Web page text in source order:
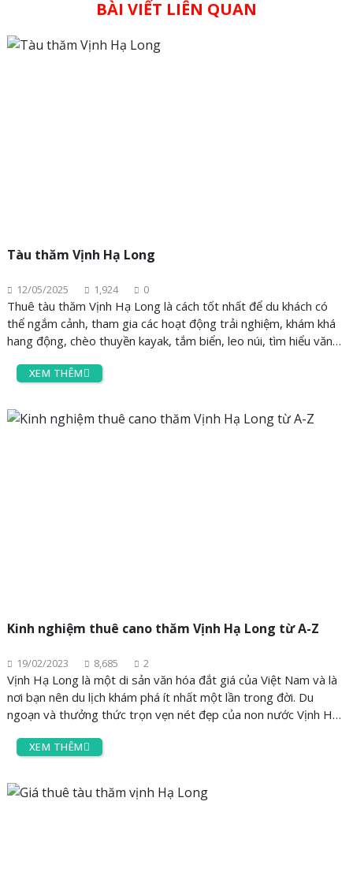
điều gì?....
BÀI VIẾT LIÊN QUAN
Tàu thăm Vịnh Hạ Long
12/05/2025 1,924 0
Thuê tàu thăm Vịnh Hạ Long là cách tốt nhất để du khách có
thể ngắm cảnh, tham gia các hoạt động trải nghiệm, khám khá
hang động, chèo thuyền kayak, tắm biển, leo núi, tìm hiểu văn
phong phú.
XEM THÊM
Kinh nghiệm thuê cano thăm Vịnh Hạ Long từ A-Z
19/02/2023 8,685 2
Vịnh Hạ Long là một di sản văn hóa đắt giá của Việt Nam và là
nơi bạn nên du lịch khám phá ít nhất một lần trong đời. Du
ngoạn và thưởng thức trọn vẹn nét đẹp của non nước Vịnh Hạ
nhưng nên lựa chọn cano thế nào và chi phí thuê cano thăm Hạ
AZgo Travel.
XEM THÊM